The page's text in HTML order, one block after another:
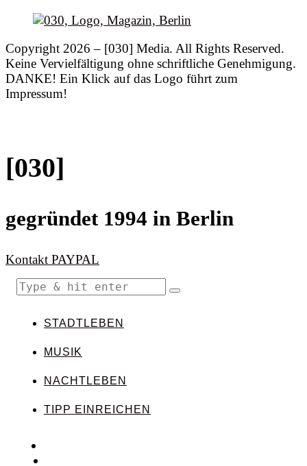
Copyright 2026 – [030] Media. All Rights Reserved.
Keine Vervielfältigung ohne schriftliche Genehmigung.
DANKE! Ein Klick auf das Logo führt zum
Impressum!
[030]
gegründet 1994 in Berlin
Kontakt PAYPAL
STADTLEBEN
MUSIK
NACHTLEBEN
TIPP EINREICHEN